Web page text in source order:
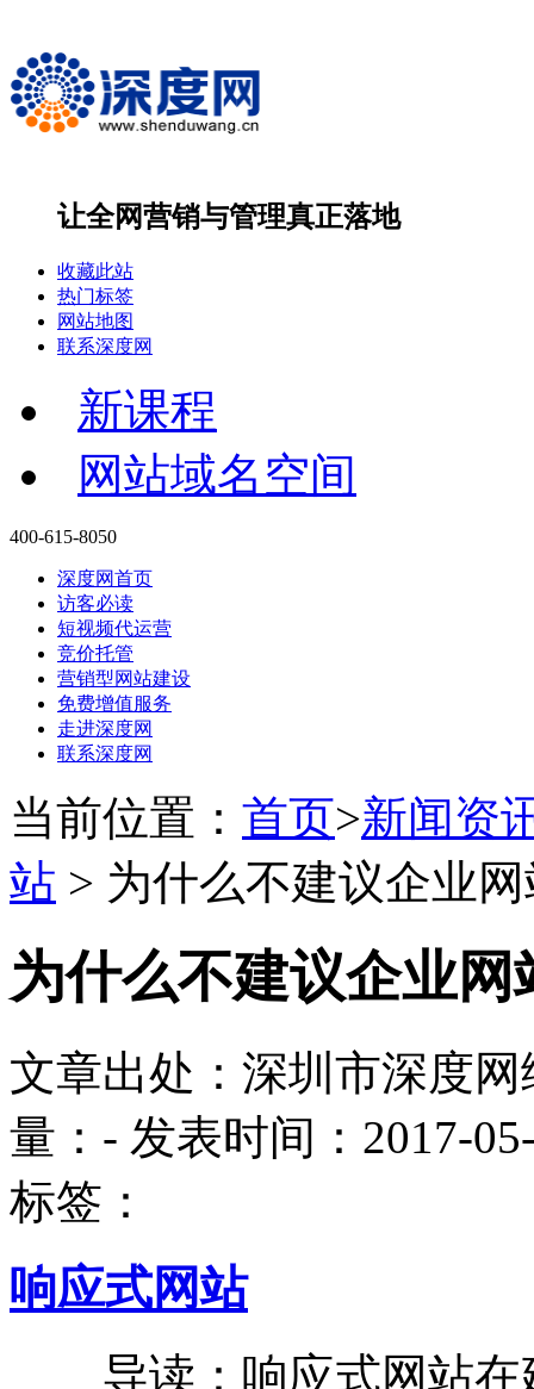
让全网营销与管理真正落地
收藏此站
热门标签
网站地图
联系深度网
新课程
网站域名空间
400-615-8050
深度网首页
访客必读
短视频代运营
竞价托管
营销型网站建设
免费增值服务
走进深度网
联系深度网
当前位置： 首页>新闻资
站 > 为什么不建议企业
为什么不建议企业
文章出处：深圳市深度
量： - 发表时间：2017-
标签：
响应式网站
导读：响应式网站在